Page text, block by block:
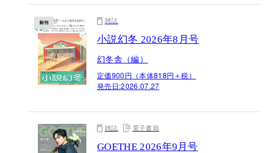
雑誌
小説幻冬 2026年8月号
幻冬舎（編）
定価900円（本体818円＋税）
発売日:2026.07.27
雑誌 電子書籍
GOETHE 2026年9月号